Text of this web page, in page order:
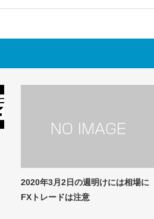
2020年3月2日の週明けには相場に
FXトレードは注意